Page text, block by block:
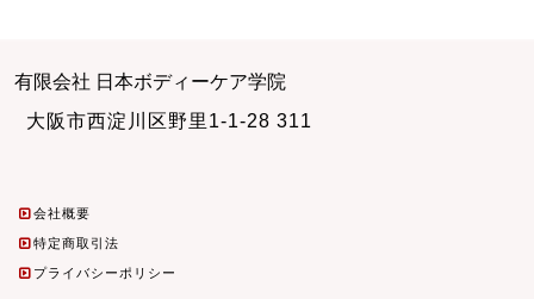
有限会社 日本ボディーケア学院
大阪市西淀川区野里1-1-28 311
会社概要
特定商取引法
プライバシーポリシー